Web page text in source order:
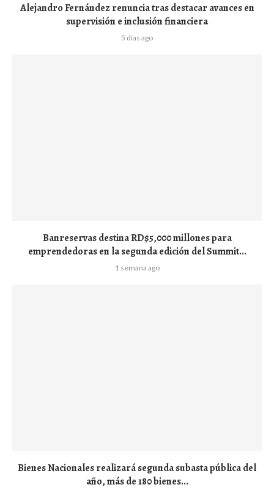
Alejandro Fernández renuncia tras destacar avances en
supervisión e inclusión financiera
5 días ago
Banreservas destina RD$5,000 millones para
emprendedoras en la segunda edición del Summit...
1 semana ago
Bienes Nacionales realizará segunda subasta pública del
año, más de 180 bienes...